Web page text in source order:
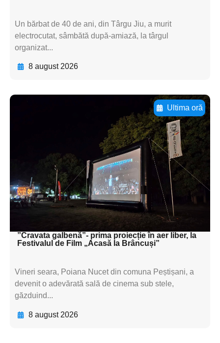
Un bărbat de 40 de ani, din Târgu Jiu, a murit
electrocutat, sâmbătă după-amiază, la târgul
organizat...
8 august 2026
Ultima oră
Adaugă aici textul pentru
subtitluAdaugă aici
textul pentru
subtitluAdaugă aici
textul pentru
subtitluAdaugă aici
textul pentru subti
”Cravata galbenă”- prima proiecție în aer liber, la
Festivalul de Film „Acasă la Brâncuși”
Vineri seara, Poiana Nucet din comuna Peștișani, a
devenit o adevărată sală de cinema sub stele,
găzduind...
8 august 2026